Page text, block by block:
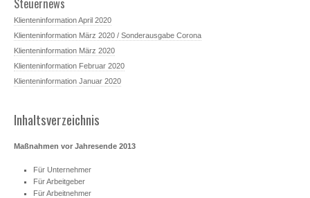
Klienteninformation April 2020
Klienteninformation März 2020 / Sonderausgabe Corona
Klienteninformation März 2020
Klienteninformation Februar 2020
Klienteninformation Januar 2020
Inhaltsverzeichnis
Maßnahmen vor Jahresende 2013
Für Unternehmer
Für Arbeitgeber
Für Arbeitnehmer